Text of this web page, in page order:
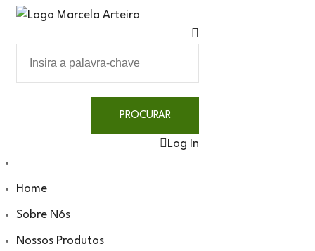
Log In
Home
Sobre Nós
Nossos Produtos